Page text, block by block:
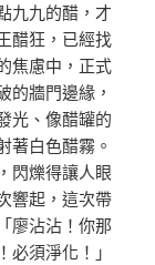
九九的醋，才
醋狂，已經找
焦慮中，正式
的牆門邊緣，
光、像醋罐的
著白色醋霧。
閃爍得讓人眼
響起，這次帶
廖沾沾！你那
須淨化！」